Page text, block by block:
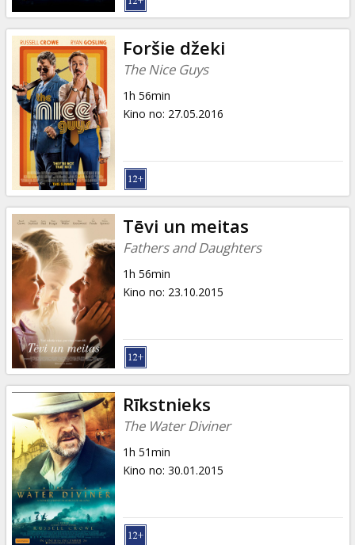
Foršie džeki
The Nice Guys
1h 56min
Kino no: 27.05.2016
Tēvi un meitas
Fathers and Daughters
1h 56min
Kino no: 23.10.2015
Rīkstnieks
The Water Diviner
1h 51min
Kino no: 30.01.2015